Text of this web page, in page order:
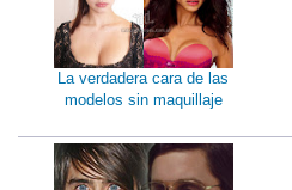
La verdadera cara de las
modelos sin maquillaje